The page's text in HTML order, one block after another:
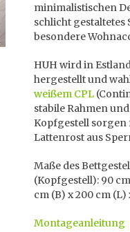
minimalistischen
schlicht
besondere
HUH wird in
hergestellt und
weißem CPL
stabile Rahmen
Kopfgestell
Lattenrost aus
Maße des
(Kopfgestell): 90
cm (B) x 200 cm (L)
Montageanleitung